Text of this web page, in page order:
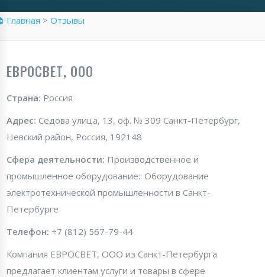
Главная > Отзывы
ЕВРОСВЕТ, ООО
Страна: Россия
Адрес: Седова улица, 13, оф. № 309 Санкт-Петербург,
Невский район, Россия, 192148
Сфера деятельности: Производственное и
промышленное оборудование:: Оборудование
электротехнической промышленности в Санкт-
Петербурге
Телефон: +7 (812) 567-79-44
Компания ЕВРОСВЕТ, ООО из Санкт-Петербурга
предлагает клиентам услуги и товары в сфере